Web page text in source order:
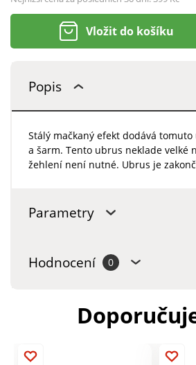
Vložit do košíku
Popis
Stálý mačkaný efekt dodává
a šarm. Tento ubrus neklade velké
žehlení není nutné. Ubrus je
Parametry
Hodnocení 0